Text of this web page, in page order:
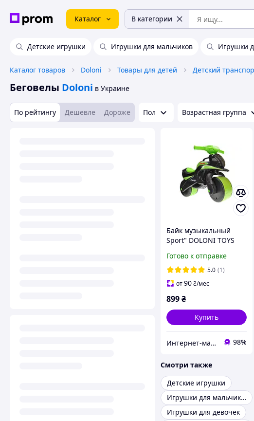
Каталог В категории
Детские игрушки Игрушки для мальчиков Игрушки
Каталог товаров Doloni Товары для детей Детский
Беговелы Doloni в Украине
По рейтингу Дешевле Дороже Пол Возрастная группа
Байк музыкальный
Sport" DOLONI TOYS
Готово к отправке
5.0 (1)
от90₴/мес
899₴
Купить
Интернет-магазин elfik.in.ua 98%
Смотри также
Детские игрушки
Игрушки для мальчиков
Игрушки для девочек